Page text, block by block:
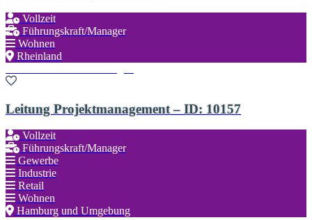
Vollzeit
Führungskraft/Manager
Wohnen
Rheinland
Leitung Projektmanagement – ID: 10157
Vollzeit
Führungskraft/Manager
Gewerbe
Industrie
Retail
Wohnen
Hamburg und Umgebung